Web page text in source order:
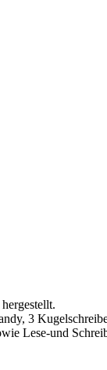
3
Lese-und